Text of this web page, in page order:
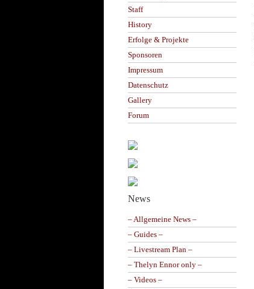
Staff
History
Erfolge & Projekte
Sponsoren
Impressum
Datenschutz
Gallery
Forum
News
– Allgemeine News –
– Guides –
– Livestream Plan –
– Thelyn Ennor only –
– Videos –